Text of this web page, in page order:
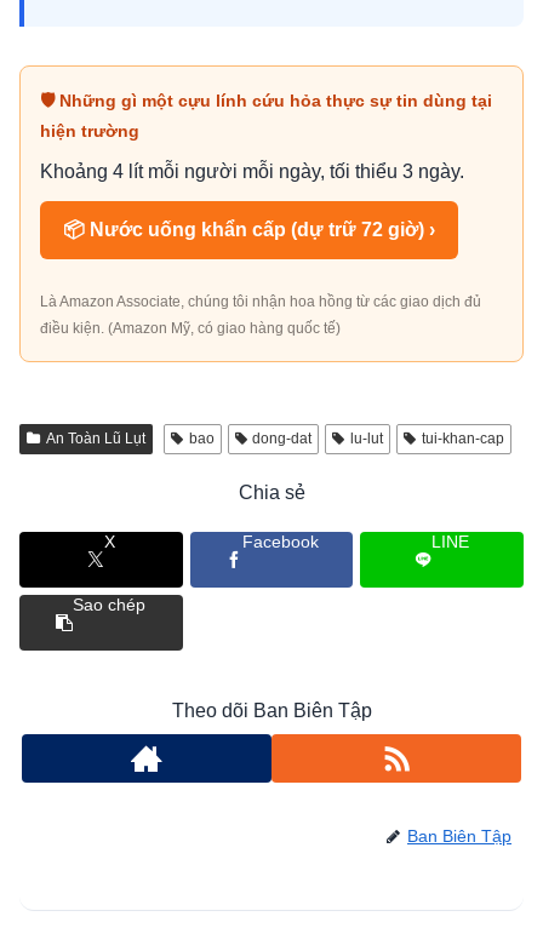
🛡 Những gì một cựu lính cứu hỏa thực sự tin dùng tại
hiện trường
Khoảng 4 lít mỗi người mỗi ngày, tối thiểu 3 ngày.
📦 Nước uống khẩn cấp (dự trữ 72 giờ) ›
Là Amazon Associate, chúng tôi nhận hoa hồng từ các giao dịch đủ
điều kiện. (Amazon Mỹ, có giao hàng quốc tế)
An Toàn Lũ Lụt bao dong-dat lu-lut tui-khan-cap
Chia sẻ
X Facebook LINE
Sao chép
Theo dõi Ban Biên Tập
Ban Biên Tập